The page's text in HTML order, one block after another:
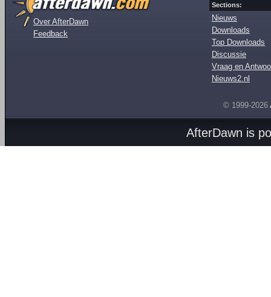
Over AfterDawn
Feedback
Sections:
Nieuws
Downloads
Top Downloads
Discussie
Vraag en
Nieuws2.nl
© 1999-2026
AfterDawn is